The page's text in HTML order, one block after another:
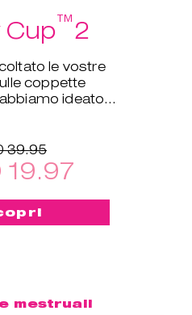
Cup™2
le vostre
coppette
ideato
39.95
19.97
mestruali